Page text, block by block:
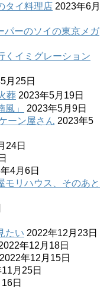
タイ料理店 2023年6月
パーのソイの東京メガ
くイミグレーション
月25日
葬 2023年5月19日
」
2023年5月9日
ーン屋さん 2023年5
24日
4月6日
モリハウス、そのあと
たい 2022年12月23日
年12月18日
2022年12月15日
月25日
日